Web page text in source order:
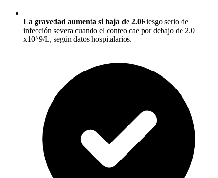
La gravedad aumenta si baja de 2.0Riesgo serio de
infección severa cuando el conteo cae por debajo de 2.0
x10^9/L, según datos hospitalarios.